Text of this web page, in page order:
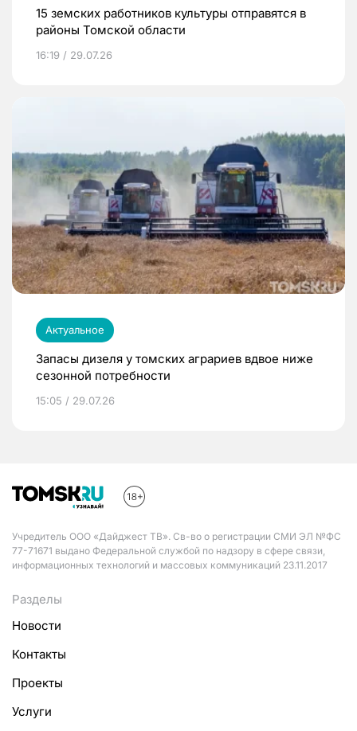
15 земских работников культуры отправятся в
районы Томской области
16:19 / 29.07.26
Актуальное
Запасы дизеля у томских аграриев вдвое ниже
сезонной потребности
15:05 / 29.07.26
Учредитель ООО «Дайджест ТВ». Св-во о регистрации СМИ ЭЛ №ФС
77-71671 выдано Федеральной службой по надзору в сфере связи,
информационных технологий и массовых коммуникаций 23.11.2017
Разделы
Новости
Контакты
Проекты
Услуги